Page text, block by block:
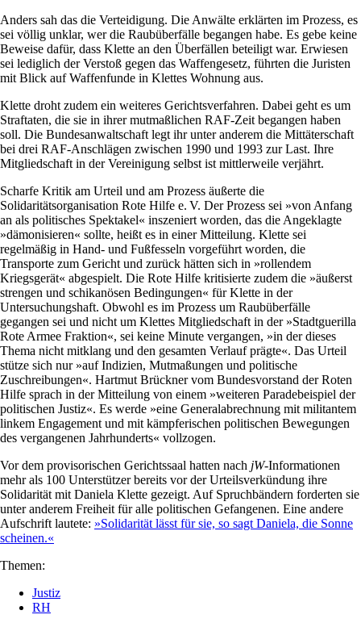
Anders sah das die Verteidigung. Die Anwälte erklärten im Prozess, es
sei völlig unklar, wer die Raubüberfälle begangen habe. Es gebe keine
Beweise dafür, dass Klette an den Überfällen beteiligt war. Erwiesen
sei lediglich der Verstoß gegen das Waffengesetz, führten die Juristen
mit Blick auf Waffenfunde in Klettes Wohnung aus.
Klette droht zudem ein weiteres Gerichtsverfahren. Dabei geht es um
Straftaten, die sie in ihrer mutmaßlichen RAF-Zeit begangen haben
soll. Die Bundesanwaltschaft legt ihr unter anderem die Mittäterschaft
bei drei RAF-Anschlägen zwischen 1990 und 1993 zur Last. Ihre
Mitgliedschaft in der Vereinigung selbst ist mittlerweile verjährt.
Scharfe Kritik am Urteil und am Prozess äußerte die
Solidaritätsorganisation Rote Hilfe e. V. Der Prozess sei »von Anfang
an als politisches Spektakel« inszeniert worden, das die Angeklagte
»dämonisieren« sollte, heißt es in einer Mitteilung. Klette sei
regelmäßig in Hand- und Fußfesseln vorgeführt worden, die
Transporte zum Gericht und zurück hätten sich in »rollendem
Kriegsgerät« abgespielt. Die Rote Hilfe kritisierte zudem die »äußerst
strengen und schikanösen Bedingungen« für Klette in der
Untersuchungshaft. Obwohl es im Prozess um Raubüberfälle
gegangen sei und nicht um Klettes Mitgliedschaft in der »Stadtguerilla
Rote Armee Fraktion«, sei keine Minute vergangen, »in der dieses
Thema nicht mitklang und den gesamten Verlauf prägte«. Das Urteil
stütze sich nur »auf Indizien, Mutmaßungen und politische
Zuschreibungen«. Hartmut Brückner vom Bundesvorstand der Roten
Hilfe sprach in der Mitteilung von einem »weiteren Paradebeispiel der
politischen Justiz«. Es werde »eine Generalabrechnung mit militantem
linkem Engagement und mit kämpferischen politischen Bewegungen
des vergangenen Jahrhunderts« vollzogen.
Vor dem provisorischen Gerichtssaal hatten nach jW-Informationen
mehr als 100 Unterstützer bereits vor der Urteilsverkündung ihre
Solidarität mit Daniela Klette gezeigt. Auf Spruchbändern forderten sie
unter anderem Freiheit für alle politischen Gefangenen. Eine andere
Aufschrift lautete: »Solidarität lässt für sie, so sagt Daniela, die Sonne
scheinen.«
Themen:
Justiz
RH